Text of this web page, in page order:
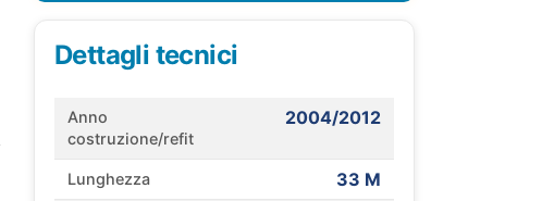
Dettagli tecnici
Anno
costruzione/refit
2004/2012
Lunghezza 33 M